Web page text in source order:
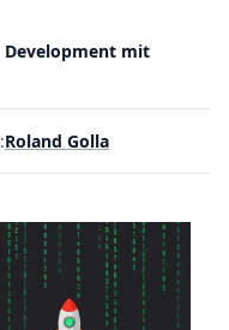
Development mit
Roland Golla